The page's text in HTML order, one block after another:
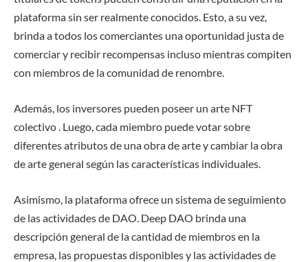
plataforma sin ser realmente conocidos. Esto, a su vez,
brinda a todos los comerciantes una oportunidad justa de
comerciar y recibir recompensas incluso mientras compiten
con miembros de la comunidad de renombre.
Además, los inversores pueden poseer un arte NFT
colectivo . Luego, cada miembro puede votar sobre
diferentes atributos de una obra de arte y cambiar la obra
de arte general según las características individuales.
Asimismo, la plataforma ofrece un sistema de seguimiento
de las actividades de DAO. Deep DAO brinda una
descripción general de la cantidad de miembros en la
empresa, las propuestas disponibles y las actividades de